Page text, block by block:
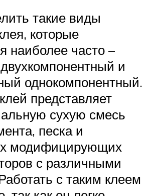
такие виды
которые
наиболее часто –
и
однокомпонентный.
представляет
сухую смесь
песка и
модифицирующих
с различными
с таким клеем